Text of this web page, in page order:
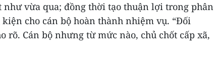
vừa qua; đồng thời tạo thuận lợi trong phân
cho cán bộ hoàn thành nhiệm vụ. “Đối
rõ. Cán bộ nhưng từ mức nào, chủ chốt cấp xã,